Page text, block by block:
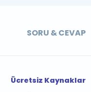
SORU & CEVAP
Ücretsiz Kaynaklar